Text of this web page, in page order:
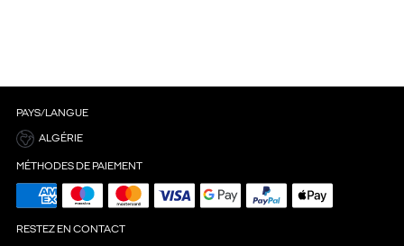
PAYS/LANGUE
ALGÉRIE
MÉTHODES DE PAIEMENT
RESTEZ EN CONTACT